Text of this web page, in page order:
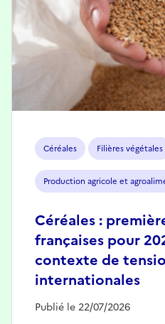
Céréales Filières végétales
Production agricole et
Céréales :
françaises pour
contexte de
internationales
Publié le 22/07/2026